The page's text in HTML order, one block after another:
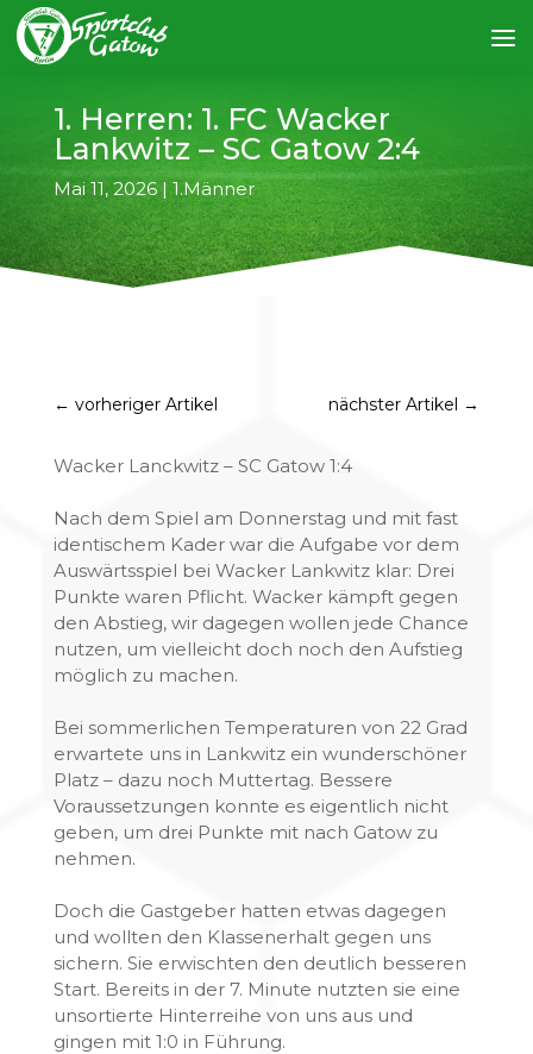
1. Herren: 1. FC Wacker
Lankwitz – SC Gatow 2:4
Mai 11, 2026|1.Männer
← vorheriger Artikel nächster Artikel →
Wacker Lanckwitz – SC Gatow 1:4
Nach dem Spiel am Donnerstag und mit fast
identischem Kader war die Aufgabe vor dem
Auswärtsspiel bei Wacker Lankwitz klar: Drei
Punkte waren Pflicht. Wacker kämpft gegen
den Abstieg, wir dagegen wollen jede Chance
nutzen, um vielleicht doch noch den Aufstieg
möglich zu machen.
Bei sommerlichen Temperaturen von 22 Grad
erwartete uns in Lankwitz ein wunderschöner
Platz – dazu noch Muttertag. Bessere
Voraussetzungen konnte es eigentlich nicht
geben, um drei Punkte mit nach Gatow zu
nehmen.
Doch die Gastgeber hatten etwas dagegen
und wollten den Klassenerhalt gegen uns
sichern. Sie erwischten den deutlich besseren
Start. Bereits in der 7. Minute nutzten sie eine
unsortierte Hinterreihe von uns aus und
gingen mit 1:0 in Führung.